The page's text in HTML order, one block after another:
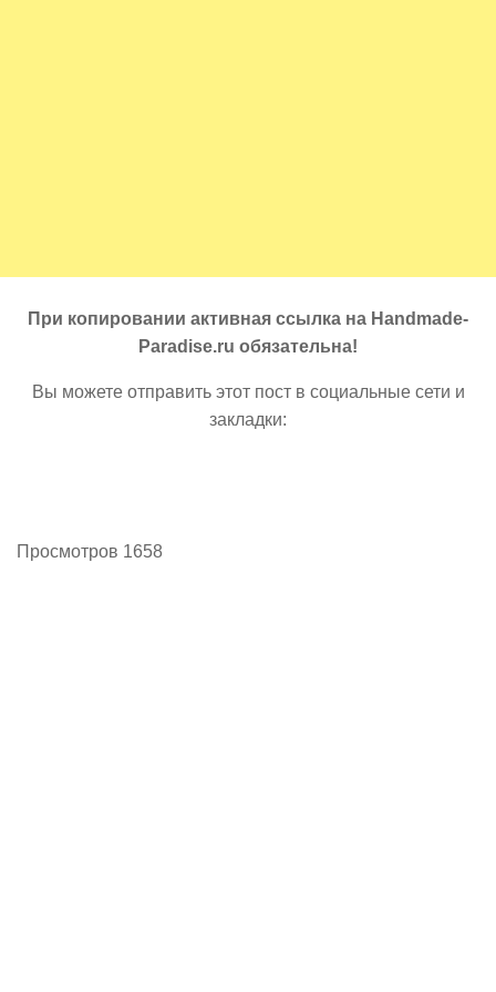
При копировании активная ссылка на Handmade-
Paradise.ru обязательна!
Вы можете отправить этот пост в социальные сети и
закладки:
Просмотров 1658